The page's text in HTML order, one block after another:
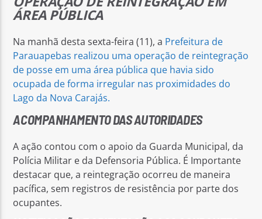
ÁREA PÚBLICA
Na manhã desta sexta-feira (11), a Prefeitura de
Parauapebas realizou uma operação de reintegração
de posse em uma área pública que havia sido
ocupada de forma irregular nas proximidades do
Lago da Nova Carajás.
ACOMPANHAMENTO DAS AUTORIDADES
A ação contou com o apoio da Guarda Municipal, da
Polícia Militar e da Defensoria Pública. É Importante
destacar que, a reintegração ocorreu de maneira
pacífica, sem registros de resistência por parte dos
ocupantes.